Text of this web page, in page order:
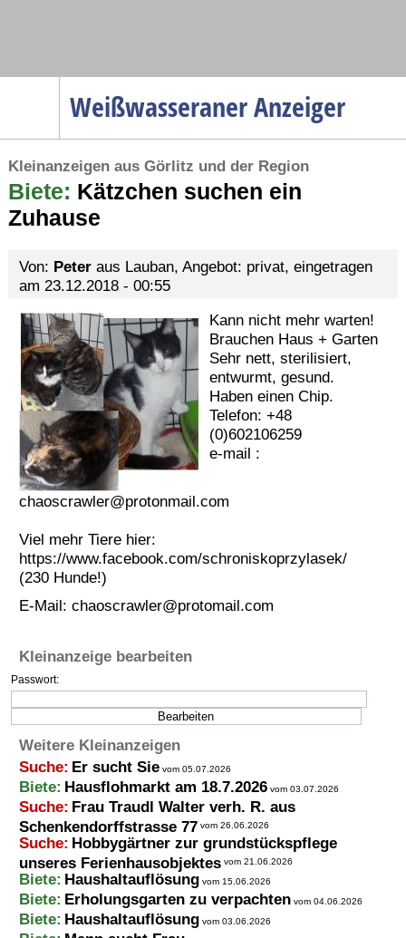
Weißwasseraner Anzeiger
Menüpunkte
Politik
Gesellschaft
Service
Verkehr
Gesundheit
Kultur
Sport
Termine
Kostenlos
Kleinanzeigen aus Görlitz und der Region
Biete: Kätzchen suchen ein
Zuhause
Von: Peteraus Lauban, Angebot: privat, eingetragen
am 23.12.2018 - 00:55
Kann nicht mehr warten!
Brauchen Haus + Garten
Sehr nett, sterilisiert,
entwurmt, gesund.
Haben einen Chip.
Telefon: +48
(0)602106259
e-mail :
chaoscrawler@protonmail.com
Viel mehr Tiere hier:
https://www.facebook.com/schroniskoprzylasek/
(230 Hunde!)
E-Mail: chaoscrawler@protomail.com
Kleinanzeige bearbeiten
Passwort:
Weitere Kleinanzeigen
Suche: Er sucht Sie vom 05.07.2026
Biete: Hausflohmarkt am 18.7.2026 vom 03.07.2026
Suche: Frau Traudl Walter verh. R. aus
Schenkendorffstrasse 77 vom 26.06.2026
Suche: Hobbygärtner zur grundstückspflege
unseres Ferienhausobjektes vom 21.06.2026
Biete: Haushaltauflösung vom 15.06.2026
Biete: Erholungsgarten zu verpachten vom 04.06.2026
Biete: Haushaltauflösung vom 03.06.2026